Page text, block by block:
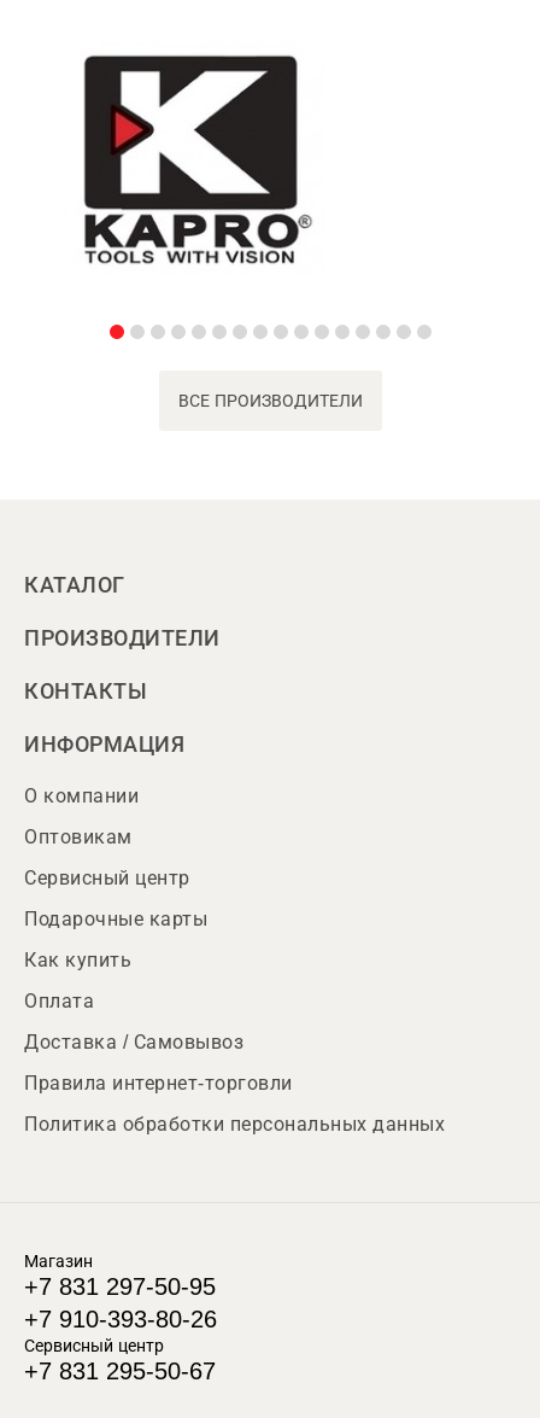
ВСЕ ПРОИЗВОДИТЕЛИ
КАТАЛОГ
ПРОИЗВОДИТЕЛИ
КОНТАКТЫ
ИНФОРМАЦИЯ
О компании
Оптовикам
Сервисный центр
Подарочные карты
Как купить
Оплата
Доставка / Самовывоз
Правила интернет-торговли
Политика обработки персональных данных
Магазин
+7 831 297-50-95
+7 910-393-80-26
Сервисный центр
+7 831 295-50-67